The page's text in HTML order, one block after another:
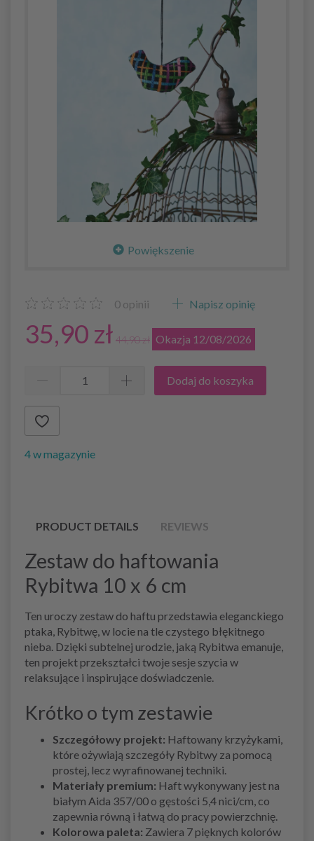
Powiększenie
0 opinii Napisz opinię
35,90 zł 44,90 zł Okazja 12/08/2026
Dodaj do koszyka
4 w magazynie
PRODUCT DETAILS REVIEWS
Zestaw do haftowania
Rybitwa 10 x 6 cm
Ten uroczy zestaw do haftu przedstawia eleganckiego
ptaka, Rybitwę, w locie na tle czystego błękitnego
nieba. Dzięki subtelnej urodzie, jaką Rybitwa emanuje,
ten projekt przekształci twoje sesje szycia w
relaksujące i inspirujące doświadczenie.
Krótko o tym zestawie
Szczegółowy projekt: Haftowany krzyżykami,
które ożywiają szczegóły Rybitwy za pomocą
prostej, lecz wyrafinowanej techniki.
Materiały premium: Haft wykonywany jest na
białym Aida 357/00 o gęstości 5,4 nici/cm, co
zapewnia równą i łatwą do pracy powierzchnię.
Kolorowa paleta: Zawiera 7 pięknych kolorów